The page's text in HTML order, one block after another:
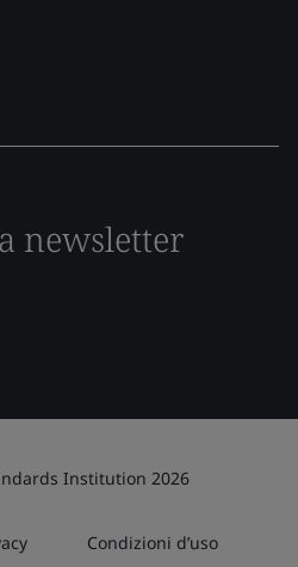
newsletter
Institution 2026
Condizioni d’uso